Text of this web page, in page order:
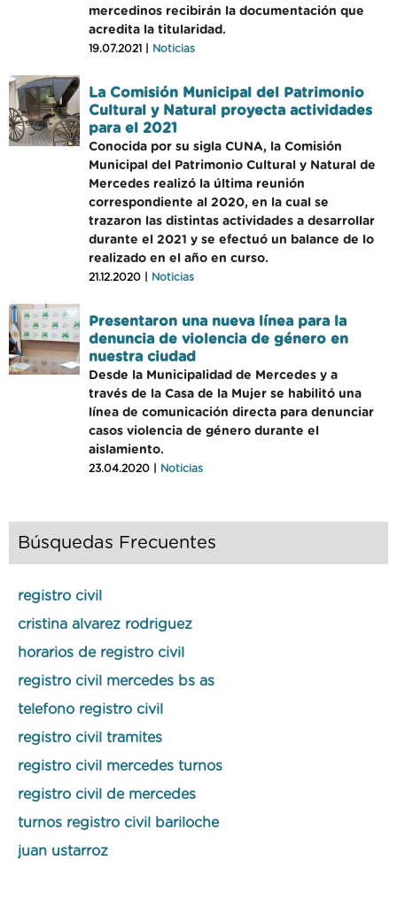
mercedinos recibirán la documentación que
acredita la titularidad.
19.07.2021 | Noticias
La Comisión Municipal del Patrimonio
Cultural y Natural proyecta actividades
para el 2021
Conocida por su sigla CUNA, la Comisión
Municipal del Patrimonio Cultural y Natural de
Mercedes realizó la última reunión
correspondiente al 2020, en la cual se
trazaron las distintas actividades a desarrollar
durante el 2021 y se efectuó un balance de lo
realizado en el año en curso.
21.12.2020 | Noticias
Presentaron una nueva línea para la
denuncia de violencia de género en
nuestra ciudad
Desde la Municipalidad de Mercedes y a
través de la Casa de la Mujer se habilitó una
línea de comunicación directa para denunciar
casos violencia de género durante el
aislamiento.
23.04.2020 | Noticias
Búsquedas Frecuentes
registro civil
cristina alvarez rodriguez
horarios de registro civil
registro civil mercedes bs as
telefono registro civil
registro civil tramites
registro civil mercedes turnos
registro civil de mercedes
turnos registro civil bariloche
juan ustarroz